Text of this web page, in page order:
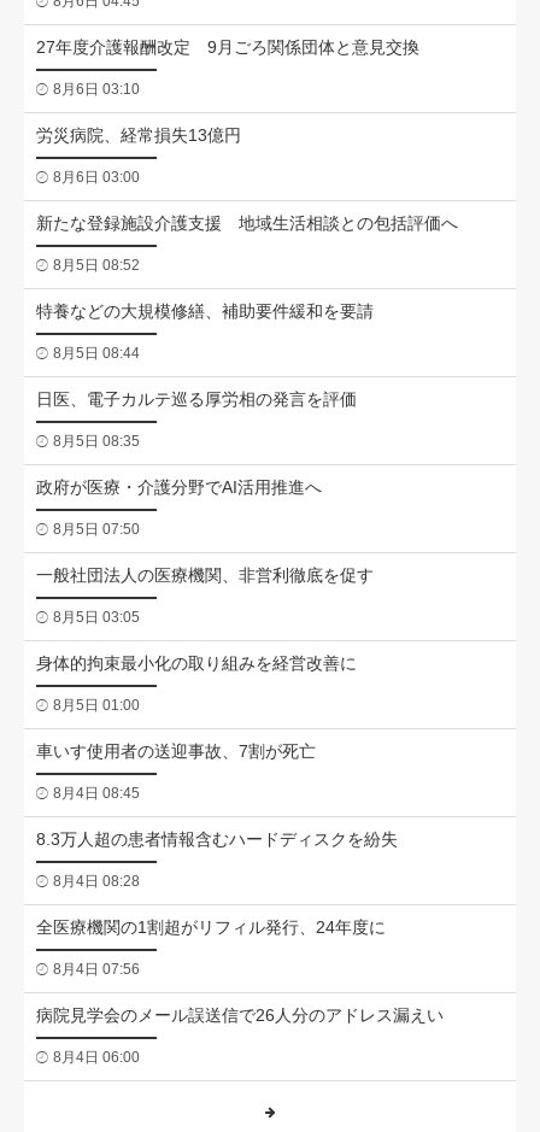
27年度介護報酬改定 9月ごろ関係団体と意見交換
8月6日 03:10
労災病院、経常損失13億円
8月6日 03:00
新たな登録施設介護支援 地域生活相談との包括評価へ
8月5日 08:52
特養などの大規模修繕、補助要件緩和を要請
8月5日 08:44
日医、電子カルテ巡る厚労相の発言を評価
8月5日 08:35
政府が医療・介護分野でAI活用推進へ
8月5日 07:50
一般社団法人の医療機関、非営利徹底を促す
8月5日 03:05
身体的拘束最小化の取り組みを経営改善に
8月5日 01:00
車いす使用者の送迎事故、7割が死亡
8月4日 08:45
8.3万人超の患者情報含むハードディスクを紛失
8月4日 08:28
全医療機関の1割超がリフィル発行、24年度に
8月4日 07:56
病院見学会のメール誤送信で26人分のアドレス漏えい
8月4日 06:00